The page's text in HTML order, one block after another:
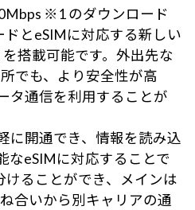
※1 のダウンロード
とeSIMに対応する新しい
を搭載可能です。外出先な
でも、より安全性が高
タ通信を利用することが
に開通でき、情報を読み込
なeSIMに対応することで
けることができ、メインは
合いから別キャリアの通